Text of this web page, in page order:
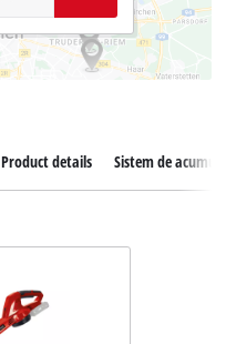
Product details Sistem de